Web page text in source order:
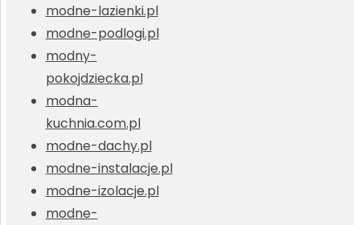
modne-lazienki.pl
modne-podlogi.pl
modny-
pokojdziecka.pl
modna-
kuchnia.com.pl
modne-dachy.pl
modne-instalacje.pl
modne-izolacje.pl
modne-